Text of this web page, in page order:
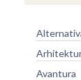
Avantura